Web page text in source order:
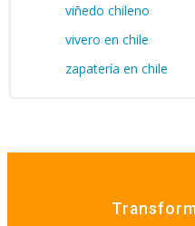
viñedo chileno
vivero en chile
zapatería en chile